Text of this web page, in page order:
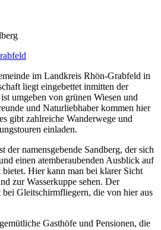
im Landkreis Rhön-Grabfeld in
liegt eingebettet inmitten der
umgeben von grünen Wiesen und
und Naturliebhaber kommen hier
gibt zahlreiche Wanderwege und
einladen.
der namensgebende Sandberg, der sich
einen atemberaubenden Ausblick auf
Hier kann man bei klarer Sicht
zur Wasserkuppe sehen. Der
bei Gleitschirmfliegern, die von hier aus
Gasthöfe und Pensionen, die